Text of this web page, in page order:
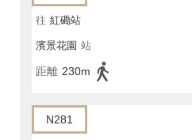
往 紅磡站
濱景花園 站
距離 230m
N281